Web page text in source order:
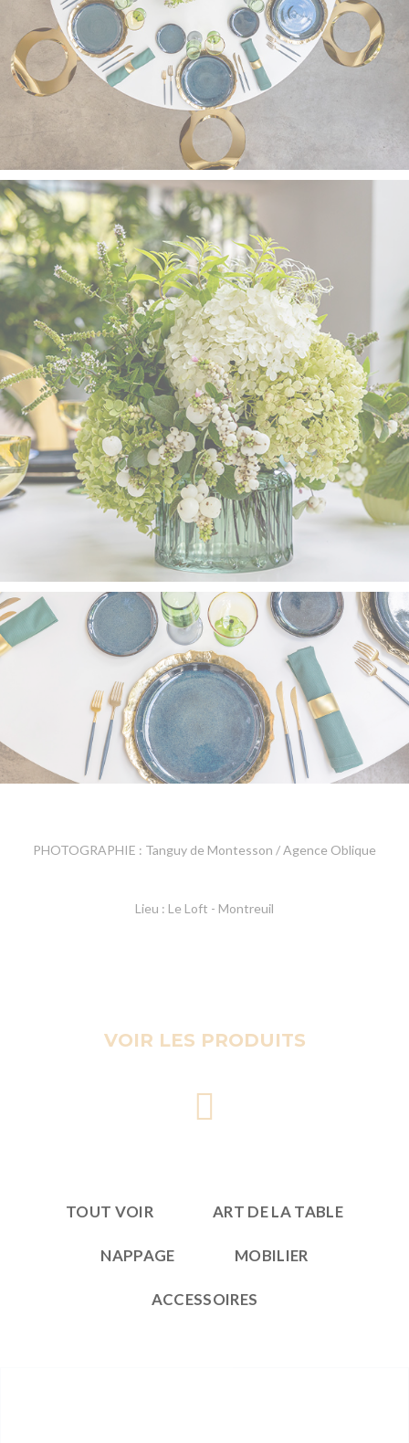
PHOTOGRAPHIE : Tanguy de Montesson / Agence Oblique
Lieu : Le Loft - Montreuil
VOIR LES PRODUITS
TOUT VOIR ART DE LA TABLE
NAPPAGE MOBILIER
ACCESSOIRES